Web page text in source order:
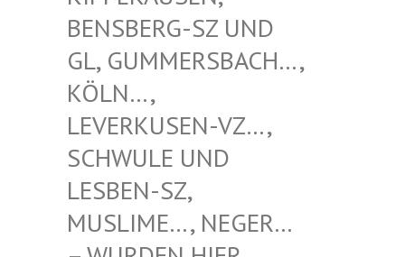
SBERG-SZ UND GL,
GUMMERSBACH…, KÖL
N…, LEV
ERKUSEN-VZ…, SCH
WULE UND LES
BEN-SZ, MUS
LIME…, NEGER… – W